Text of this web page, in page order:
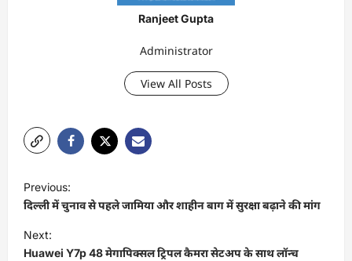
Ranjeet Gupta
Administrator
View All Posts
o
s
t
Previous:
दिल्ली में चुनाव से पहले जामिया और शाहीन बाग में सुरक्षा बढ़ाने की मांग
Next:
Huawei Y7p 48 मेगापिक्सल ट्रिपल कैमरा सेटअप के साथ लॉन्च